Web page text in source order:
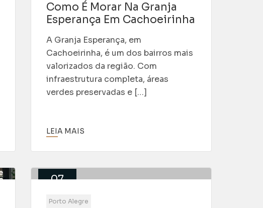
Como É Morar Na Granja
Esperança Em Cachoeirinha
A Granja Esperança, em
Cachoeirinha, é um dos bairros mais
valorizados da região. Com
infraestrutura completa, áreas
verdes preservadas e […]
LEIA MAIS
07
Maio
Porto Alegre